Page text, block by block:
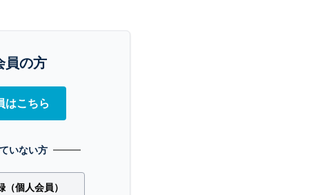
員の方
はこちら
いない方
個人会員）